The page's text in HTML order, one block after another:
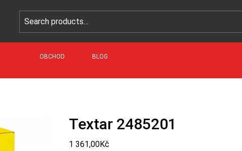
OBCHOD BLOG
Textar 2485201
1 361,00Kč